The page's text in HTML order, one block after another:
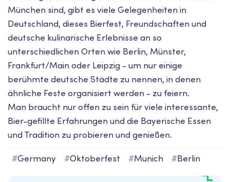
München sind, gibt es viele Gelegenheiten in
Deutschland, dieses Bierfest, Freundschaften und
deutsche kulinarische Erlebnisse an so
unterschiedlichen Orten wie Berlin, Münster,
Frankfurt/Main oder Leipzig - um nur einige
berühmte deutsche Städte zu nennen, in denen
ähnliche Feste organisiert werden - zu feiern.
Man braucht nur offen zu sein für viele interessante,
Bier-gefillte Erfahrungen und die Bayerische Essen
und Tradition zu probieren und genießen.
#Germany #Oktoberfest #Munich #Berlin